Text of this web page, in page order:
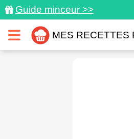
Guide minceur >>
MES RECETTES